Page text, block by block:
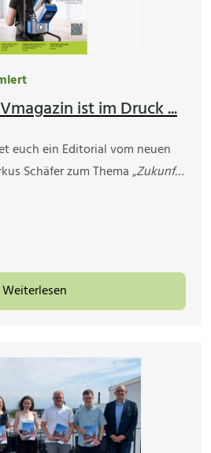
ist im Druck ...
euch ein Editorial vom neuen
Schäfer zum Thema„Zukunf…
Weiterlesen